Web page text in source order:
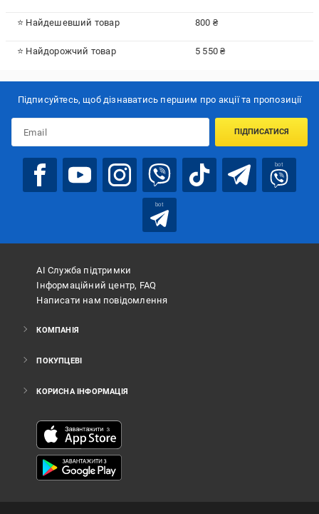
⭐ Найдешевший товар 800 ₴
⭐ Найдорожчий товар 5 550 ₴
Підписуйтесь, щоб дізнаватись першим про акції та пропозиції
ПІДПИСАТИСЯ
bot
bot
АІ Служба підтримки
Інформаційний центр, FAQ
Написати нам повідомлення
КОМПАНІЯ
ПОКУПЦЕВІ
КОРИСНА ІНФОРМАЦІЯ